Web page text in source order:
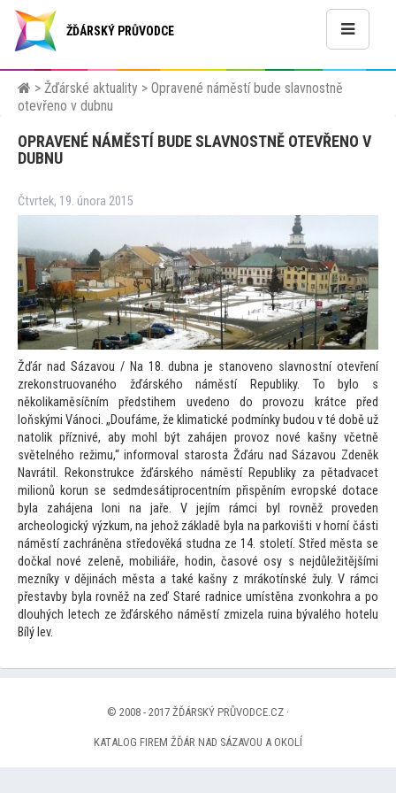
ŽĎÁRSKÝ PRŮVODCE
> Žďárské aktuality > Opravené náměstí bude slavnostně
otevřeno v dubnu
OPRAVENÉ NÁMĚSTÍ BUDE SLAVNOSTNĚ OTEVŘENO V
DUBNU
Čtvrtek, 19. února 2015
Žďár nad Sázavou / Na 18. dubna je stanoveno slavnostní otevření
zrekonstruovaného žďárského náměstí Republiky. To bylo s
několikaměsíčním předstihem uvedeno do provozu krátce před
loňskými Vánoci. „Doufáme, že klimatické podmínky budou v té době už
natolik příznivé, aby mohl být zahájen provoz nové kašny včetně
světelného režimu,“ informoval starosta Žďáru nad Sázavou Zdeněk
Navrátil. Rekonstrukce žďárského náměstí Republiky za pětadvacet
milionů korun se sedmdesátiprocentním přispěním evropské dotace
byla zahájena loni na jaře. V jejím rámci byl rovněž proveden
archeologický výzkum, na jehož základě byla na parkovišti v horní části
náměstí zachráněna středověká studna ze 14. století. Střed města se
dočkal nové zeleně, mobiliáře, hodin, časové osy s nejdůležitějšími
mezníky v dějinách města a také kašny z mrákotínské žuly. V rámci
přestavby byla rovněž na zeď Staré radnice umístěna zvonkohra a po
dlouhých letech ze žďárského náměstí zmizela ruina bývalého hotelu
Bílý lev.
© 2008 - 2017 ŽĎÁRSKÝ PRŮVODCE.CZ ·
KATALOG FIREM ŽĎÁR NAD SÁZAVOU A OKOLÍ